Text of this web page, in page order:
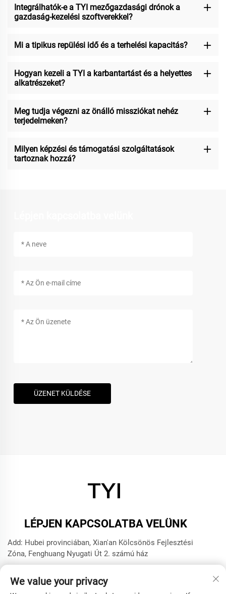
Integrálhatók-e a TYI mezőgazdasági drónok a
gazdaság-kezelési szoftverekkel?
Mi a tipikus repülési idő és a terhelési kapacitás?
Hogyan kezeli a TYI a karbantartást és a helyettes
alkatrészeket?
Meg tudja végezni az önálló missziókat nehéz
terjedelmeken?
Milyen képzési és támogatási szolgáltatások
tartoznak hozzá?
ÜZENET KÜLDÉSE
LÉPJEN KAPCSOLATBA VELÜNK
Add: Hubei provinciában, Xian'an Kölcsönös Fejlesztési
Zóna, Fenghuang Nyugati Út 2. számú ház
E-mail:[email protected]
We value your privacy